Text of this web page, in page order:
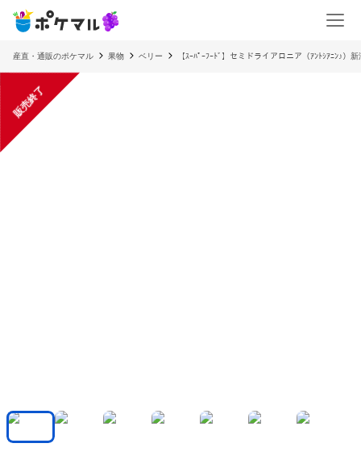
産直・通販のポケマル 果物 ベリー 【ｽｰﾊﾟｰﾌｰﾄﾞ】セミドライアロニア（ｱﾝﾄｼｱﾆﾝ♪）
販売終了